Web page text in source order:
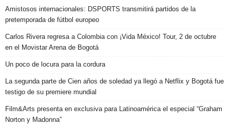
Amistosos internacionales: DSPORTS transmitirá partidos de la
pretemporada de fútbol europeo
Carlos Rivera regresa a Colombia con ¡Vida México! Tour, 2 de octubre
en el Movistar Arena de Bogotá
Un poco de locura para la cordura
La segunda parte de Cien años de soledad ya llegó a Netflix y Bogotá fue
testigo de su premiere mundial
Film&Arts presenta en exclusiva para Latinoamérica el especial “Graham
Norton y Madonna”